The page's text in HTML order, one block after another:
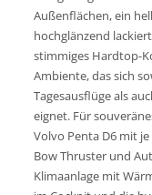
Außenflächen, ein
hochglänzend
stimmiges Hardtop-
Ambiente, das sich
Tagesausflüge als
eignet. Für
Volvo Penta D6 mit je
Bow Thruster und
Klimaanlage mit